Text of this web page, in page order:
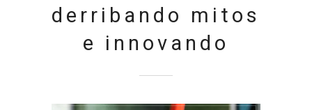
derribando mitos
e innovando